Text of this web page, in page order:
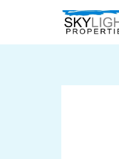
content
Post
navigation